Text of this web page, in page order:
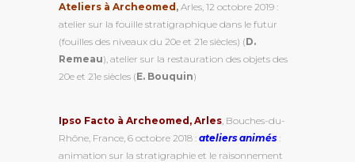
Ateliers à Archeomed , Arles, 12 octobre 2019 :
atelier sur la fouille stratigraphique dans le futur
(fouilles des niveaux du 20e et 21e siècles) (D.
Remeau), atelier sur la restauration des objets des
20e et 21e siècles (E. Bouquin)
Ipso Facto à Archeomed, Arles, Bouches-du-
Rhône, France, 6 octobre 2018 : ateliers animés :
animation sur la stratigraphie et le raisonnement